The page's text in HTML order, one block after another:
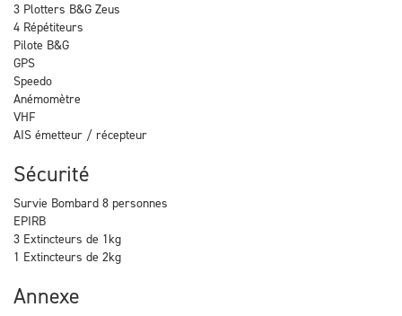
3 Plotters B&G Zeus
4 Répétiteurs
Pilote B&G
GPS
Speedo
Anémomètre
VHF
AIS émetteur / récepteur
Sécurité
Survie Bombard 8 personnes
EPIRB
3 Extincteurs de 1kg
1 Extincteurs de 2kg
Annexe